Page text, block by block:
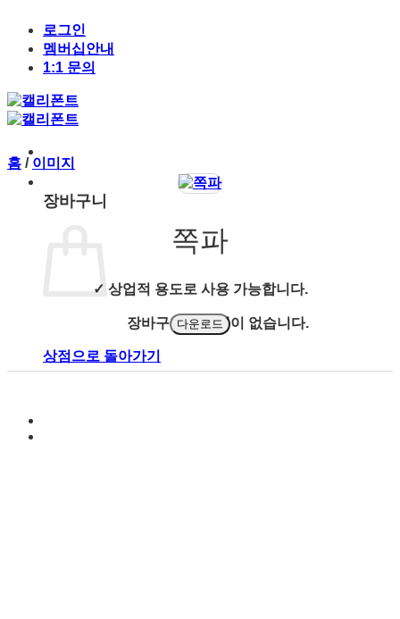
content
로그인
멤버십안내
1:1 문의
장바구니
장바구니에 상품이 없습니다.
상점으로 돌아가기
홈 / 이미지
쪽파
✓ 상업적 용도로 사용 가능합니다.
다운로드